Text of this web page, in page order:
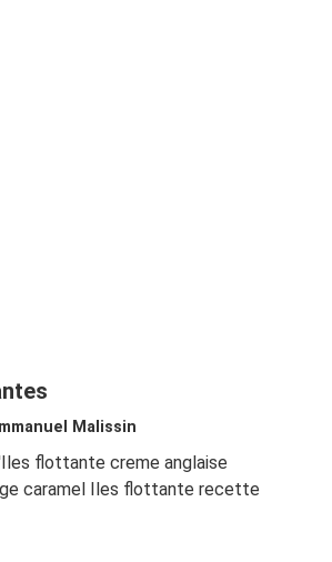
Malissin
flottante creme anglaise
caramel Iles flottante recette